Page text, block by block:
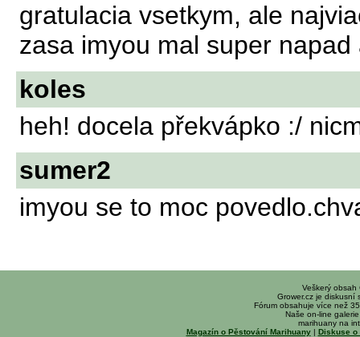
gratulacia vsetkym, ale
zasa imyou mal super
koles
heh! docela překvápko :/
sumer2
imyou se to moc
Veškerý obsah
Grower.cz je diskusní
Fórum obsahuje více než
Naše on-line
marihuany na
Magazín o Pěstování Marihuany| Diskuse o